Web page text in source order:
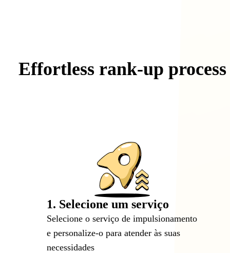
Effortless rank-up process
1. Selecione um serviço
Selecione o serviço de impulsionamento
e personalize-o para atender às suas
necessidades